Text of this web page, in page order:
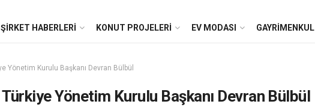
ŞIRKET HABERLERI KONUT PROJELERI EV MODASI GAYRIMENKUL
Yönetim Kurulu Başkanı Devran Bülbül
Yönetim Kurulu Başkanı Devran Bülbül